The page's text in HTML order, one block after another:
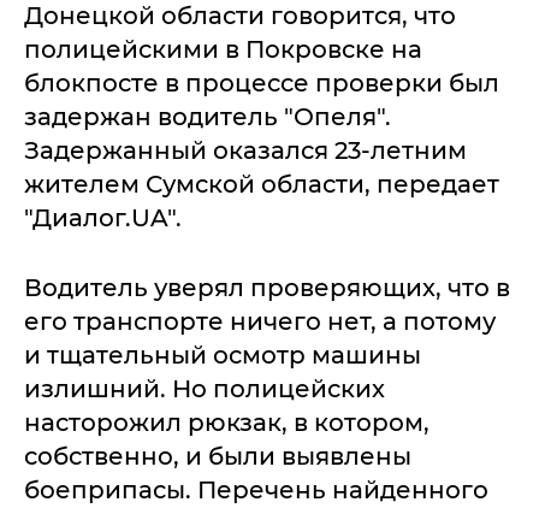
Донецкой области говорится, что
полицейскими в Покровске на
блокпосте в процессе проверки был
задержан водитель "Опеля".
Задержанный оказался 23-летним
жителем Сумской области, передает
"Диалог.UA".
Водитель уверял проверяющих, что в
его транспорте ничего нет, а потому
и тщательный осмотр машины
излишний. Но полицейских
насторожил рюкзак, в котором,
собственно, и были выявлены
боеприпасы. Перечень найденного